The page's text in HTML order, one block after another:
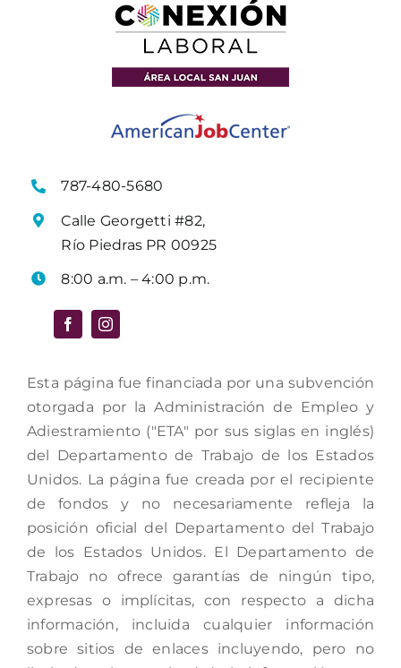
787-480-5680
Calle Georgetti #82,
Río Piedras PR 00925
8:00 a.m. – 4:00 p.m.
Esta página fue financiada por una subvención
otorgada por la Administración de Empleo y
Adiestramiento ("ETA" por sus siglas en inglés)
del Departamento de Trabajo de los Estados
Unidos. La página fue creada por el recipiente
de fondos y no necesariamente refleja la
posición oficial del Departamento del Trabajo
de los Estados Unidos. El Departamento de
Trabajo no ofrece garantías de ningún tipo,
expresas o implícitas, con respecto a dicha
información, incluida cualquier información
sobre sitios de enlaces incluyendo, pero no